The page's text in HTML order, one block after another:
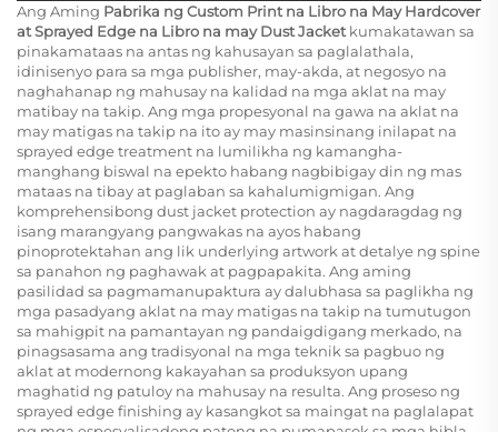
Ang Aming Pabrika ng Custom Print na Libro na May Hardcover
at Sprayed Edge na Libro na may Dust Jacket kumakatawan sa
pinakamataas na antas ng kahusayan sa paglalathala,
idinisenyo para sa mga publisher, may-akda, at negosyo na
naghahanap ng mahusay na kalidad na mga aklat na may
matibay na takip. Ang mga propesyonal na gawa na aklat na
may matigas na takip na ito ay may masinsinang inilapat na
sprayed edge treatment na lumilikha ng kamangha-
manghang biswal na epekto habang nagbibigay din ng mas
mataas na tibay at paglaban sa kahalumigmigan. Ang
komprehensibong dust jacket protection ay nagdaragdag ng
isang marangyang pangwakas na ayos habang
pinoprotektahan ang lik underlying artwork at detalye ng spine
sa panahon ng paghawak at pagpapakita. Ang aming
pasilidad sa pagmamanupaktura ay dalubhasa sa paglikha ng
mga pasadyang aklat na may matigas na takip na tumutugon
sa mahigpit na pamantayan ng pandaigdigang merkado, na
pinagsasama ang tradisyonal na mga teknik sa pagbuo ng
aklat at modernong kakayahan sa produksyon upang
maghatid ng patuloy na mahusay na resulta. Ang proseso ng
sprayed edge finishing ay kasangkot sa maingat na paglalapat